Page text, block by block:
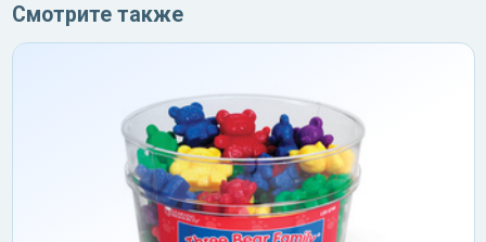
Смотрите также